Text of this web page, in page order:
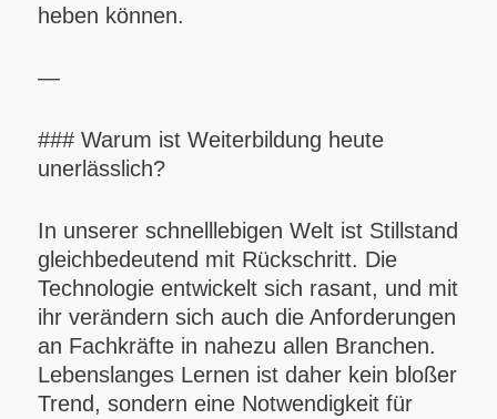
heben können.
—
### Warum ist Weiterbildung heute
unerlässlich?
In unserer schnelllebigen Welt ist Stillstand
gleichbedeutend mit Rückschritt. Die
Technologie entwickelt sich rasant, und mit
ihr verändern sich auch die Anforderungen
an Fachkräfte in nahezu allen Branchen.
Lebenslanges Lernen ist daher kein bloßer
Trend, sondern eine Notwendigkeit für